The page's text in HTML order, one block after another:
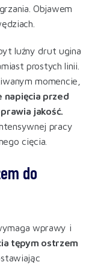
Objawem
luźny drut ugina
prostych linii.
momencie,
napięcia przed
jakość.
pracy
cięcia.
do
wprawy i
tępym ostrzem